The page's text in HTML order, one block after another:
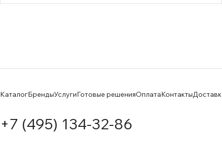
КаталогБрендыУслугиГотовые решенияОплатаКонтакты
+7 (495) 134-32-86